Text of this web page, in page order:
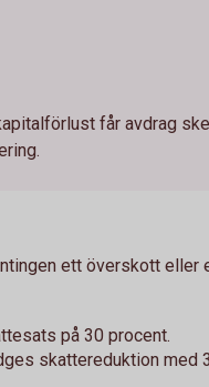
får avdrag
ett överskott eller
på 30 procent.
skattereduktion med